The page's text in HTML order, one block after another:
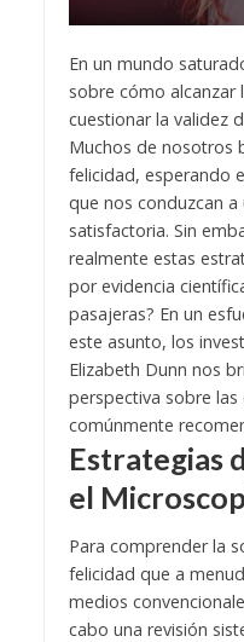
En un mundo
sobre cómo alcanzar
cuestionar la validez
Muchos de nosotros
felicidad, esperando
que nos conduzcan a
satisfactoria. Sin
realmente estas
por evidencia
pasajeras? En un
este asunto, los
Elizabeth Dunn nos
perspectiva sobre
comúnmente
Estrategias
el
Para comprender la
felicidad que a
medios
cabo una revisión